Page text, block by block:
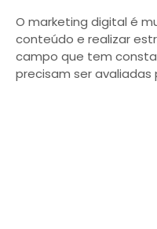
O marketing digital é
conteúdo e realizar
campo que tem
precisam ser